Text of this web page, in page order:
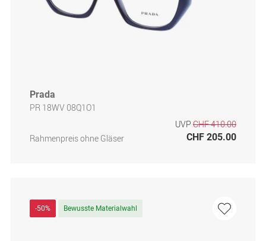
Prada
PR 18WV 08Q1O1
Rahmenpreis ohne Gläser
UVP CHF 410.00
CHF 205.00
-50% Bewusste Materialwahl